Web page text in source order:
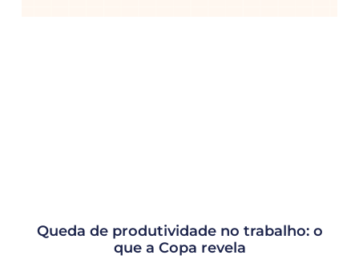
Queda de produtividade no trabalho: o
que a Copa revela